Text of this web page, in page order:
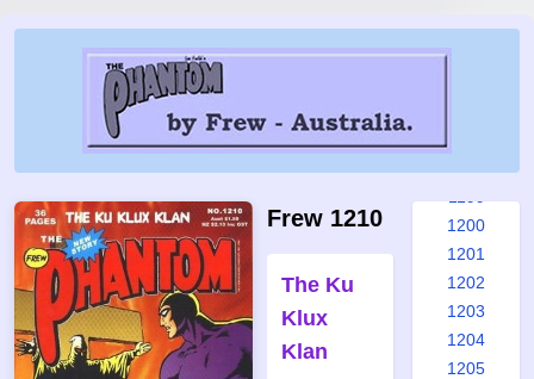
Frew 1210
The Ku
Klux
Klan
1193
1194
1200
1201
1202
1203
1204
1205